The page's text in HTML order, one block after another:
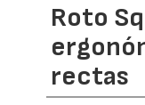
Roto
rectas